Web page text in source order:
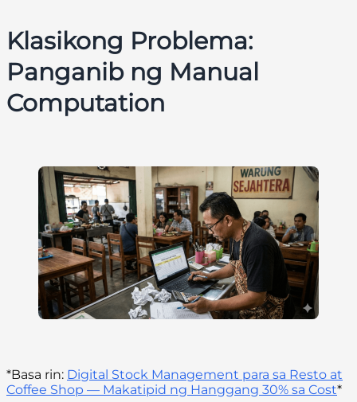
Klasikong Problema:
Panganib ng Manual
Computation
*Basa rin: Digital Stock Management para sa Resto at
Coffee Shop — Makatipid ng Hanggang 30% sa Cost*